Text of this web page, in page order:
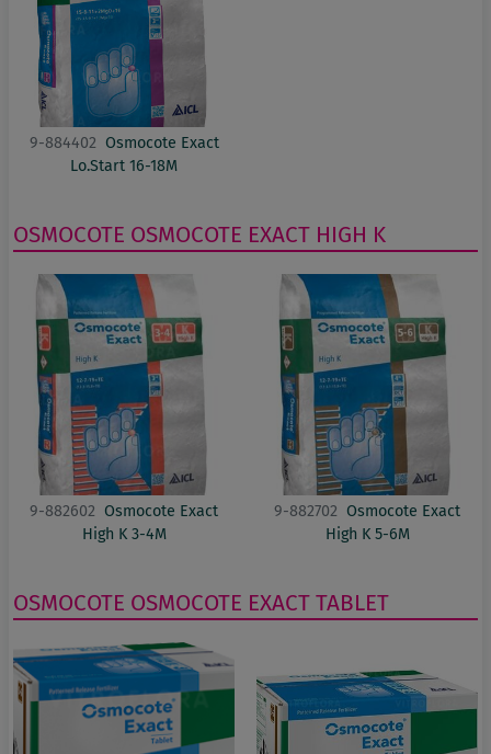
9-884402 Osmocote Exact
Lo.Start 16-18M
OSMOCOTE OSMOCOTE EXACT HIGH K
9-882602 Osmocote Exact
High K 3-4M
9-882702 Osmocote Exact
High K 5-6M
OSMOCOTE OSMOCOTE EXACT TABLET